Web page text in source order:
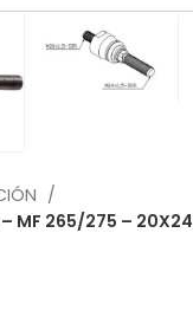
– MF 265/275 – 20X24